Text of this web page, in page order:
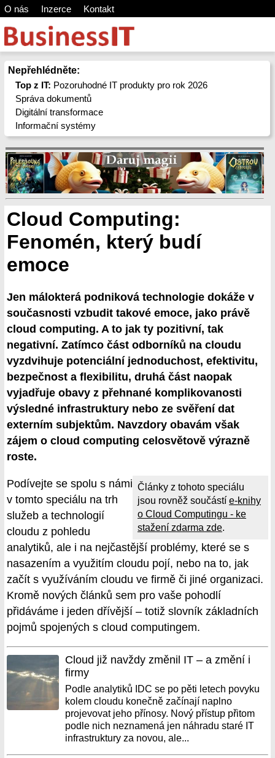
O nás Inzerce Kontakt
Nepřehlédněte:
Top z IT: Pozoruhodné IT produkty pro rok 2026
Správa dokumentů
Digitální transformace
Informační systémy
Cloud Computing:
Fenomén, který budí
emoce
Jen málokterá podniková technologie dokáže v
současnosti vzbudit takové emoce, jako právě
cloud computing. A to jak ty pozitivní, tak
negativní. Zatímco část odborníků na cloudu
vyzdvihuje potenciální jednoduchost, efektivitu,
bezpečnost a flexibilitu, druhá část naopak
vyjadřuje obavy z přehnané komplikovanosti
výsledné infrastruktury nebo ze svěření dat
externím subjektům. Navzdory obavám však
zájem o cloud computing celosvětově výrazně
roste.
Články z tohoto speciálu
jsou rovněž součástí e-knihy
o Cloud Computingu - ke
stažení zdarma zde.
Podívejte se spolu s námi
v tomto speciálu na trh
služeb a technologií
cloudu z pohledu
analytiků, ale i na nejčastější problémy, které se s
nasazením a využitím cloudu pojí, nebo na to, jak
začít s využíváním cloudu ve firmě či jiné organizaci.
Kromě nových článků sem pro vaše pohodlí
přidáváme i jeden dřívější – totiž slovník základních
pojmů spojených s cloud computingem.
Cloud již navždy změnil IT – a změní i
firmy
Podle analytiků IDC se po pěti letech povyku
kolem cloudu konečně začínají naplno
projevovat jeho přínosy. Nový přístup přitom
podle nich neznamená jen náhradu staré IT
infrastruktury za novou, ale...